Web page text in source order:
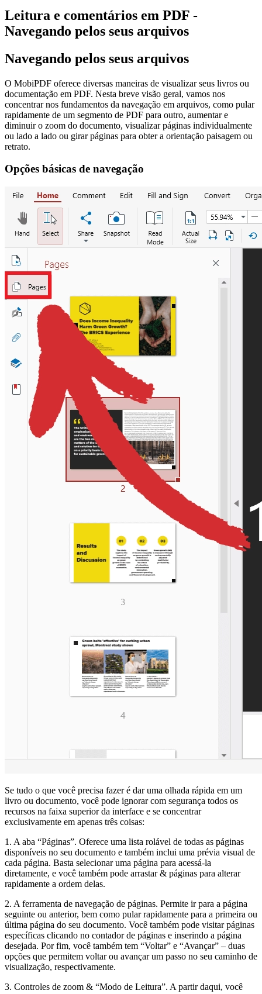
Leitura e comentários em PDF -
Navegando pelos seus arquivos
Navegando pelos seus arquivos
O MobiPDF oferece diversas maneiras de visualizar seus livros ou
documentação em PDF. Nesta breve visão geral, vamos nos
concentrar nos fundamentos da navegação em arquivos, como pular
rapidamente de um segmento de PDF para outro, aumentar e
diminuir o zoom do documento, visualizar páginas individualmente
ou lado a lado ou girar páginas para obter a orientação paisagem ou
retrato.
Opções básicas de navegação
Se tudo o que você precisa fazer é dar uma olhada rápida em um
livro ou documento, você pode ignorar com segurança todos os
recursos na faixa superior da interface e se concentrar
exclusivamente em apenas três coisas:
1. A aba “Páginas”. Oferece uma lista rolável de todas as páginas
disponíveis no seu documento e também inclui uma prévia visual de
cada página. Basta selecionar uma página para acessá-la
diretamente, e você também pode arrastar & páginas para alterar
rapidamente a ordem delas.
2. A ferramenta de navegação de páginas. Permite ir para a página
seguinte ou anterior, bem como pular rapidamente para a primeira ou
última página do seu documento. Você também pode visitar páginas
específicas clicando no contador de páginas e inserindo a página
desejada. Por fim, você também tem “Voltar” e “Avançar” – duas
opções que permitem voltar ou avançar um passo no seu caminho de
visualização, respectivamente.
3. Controles de zoom & “Modo de Leitura”. A partir daqui, você